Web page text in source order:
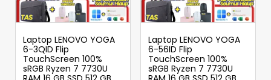
Laptop LENOVO YOGA
6-3QID Flip
TouchScreen 100%
sRGB Ryzen 7 7730U
Laptop LENOVO YOGA
6-56ID Flip
TouchScreen 100%
sRGB Ryzen 7 7730U